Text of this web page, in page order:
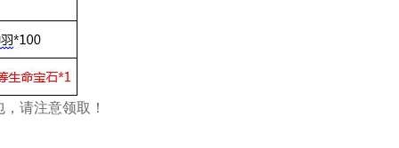
请注意领取！